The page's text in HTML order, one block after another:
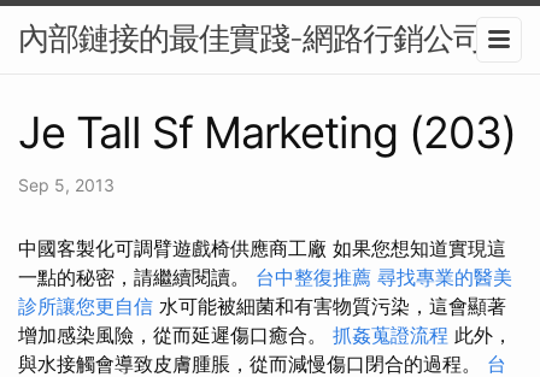
內部鏈接的最佳實踐-網路行銷公司
Je Tall Sf Marketing (203)
Sep 5, 2013
中國客製化可調臂遊戲椅供應商工廠 如果您想知道實現這
一點的秘密，請繼續閱讀。 台中整復推薦 尋找專業的醫美
診所讓您更自信 水可能被細菌和有害物質污染，這會顯著
增加感染風險，從而延遲傷口癒合。 抓姦蒐證流程 此外，
與水接觸會導致皮膚腫脹，從而減慢傷口閉合的過程。 台